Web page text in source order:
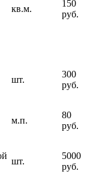
кв.м.
150
руб.
шт.
300
руб.
м.п.
80
руб.
шт.
5000
руб.